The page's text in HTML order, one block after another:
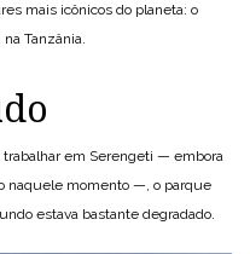
mais icônicos do planeta: o
Tanzânia.
trabalhar em Serengeti — embora
naquele momento —, o parque
estava bastante degradado.